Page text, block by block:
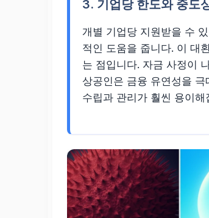
3. 기업당 한도와 중도
개별 기업당 지원받을 수
적인 도움을 줍니다. 이 대
는 점입니다. 자금 사정이
상공인은 금융 유연성을
수립과 관리가 훨씬 용이해